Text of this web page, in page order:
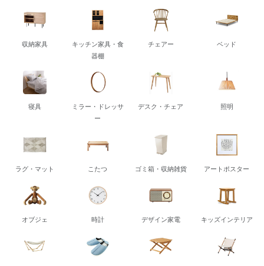
収納家具
キッチン家具・食
器棚
チェアー ベッド
寝具
ミラー・ドレッサ
ー
デスク・チェア 照明
ラグ・マット こたつ ゴミ箱・収納雑貨 アートポスター
オブジェ 時計 デザイン家電 キッズインテリア